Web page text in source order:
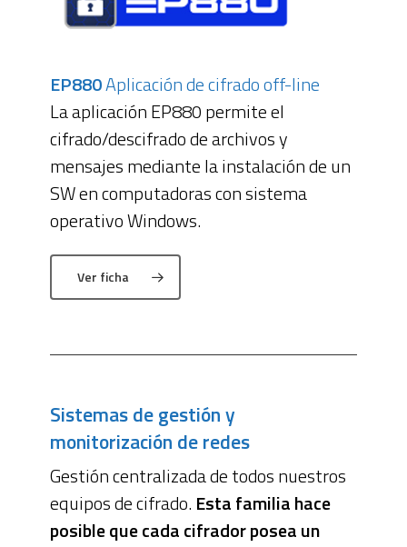
EP880Aplicación de cifrado off-line
La aplicación EP880 permite el
cifrado/descifrado de archivos y
mensajes mediante la instalación de un
SW en computadoras con sistema
operativo Windows.
Ver ficha
Sistemas de gestión y
monitorización de redes
Gestión centralizada de todos nuestros
equipos de cifrado. Esta familia hace
posible que cada cifrador posea un